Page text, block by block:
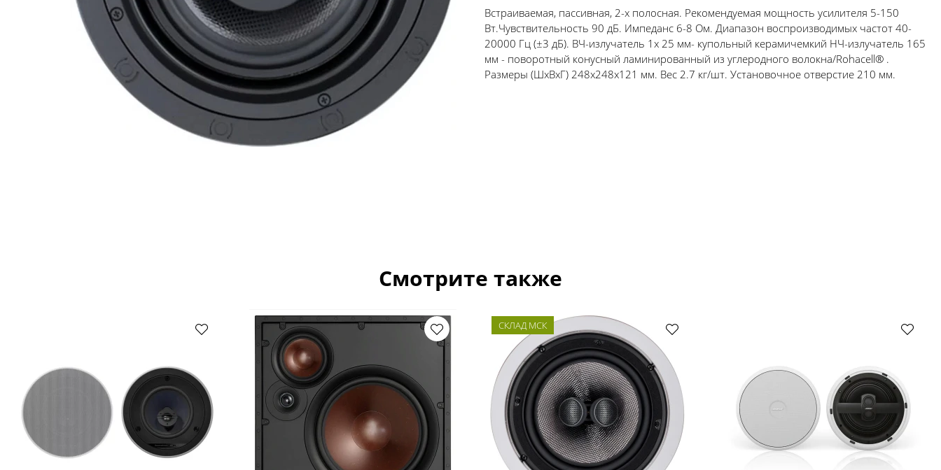
Встраиваемая, пассивная, 2-х полосная. Рекомендуемая мощность усилителя 5-150
Вт.Чувствительность 90 дБ. Импеданс 6-8 Ом. Диапазон воспроизводимых частот 40-
20000 Гц (±3 дБ). ВЧ-излучатель 1x 25 мм- купольный керамичемкий НЧ-излучатель 165
мм - поворотный конусный ламинированный из углеродного волокна/Rohacell® .
Размеры (ШхВхГ) 248x248x121 мм. Вес 2.7 кг/шт. Установочное отверстие 210 мм.
Смотрите также
СКЛАД МСК